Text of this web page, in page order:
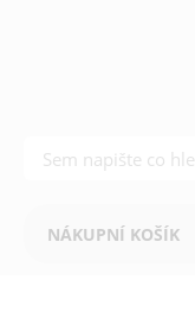
NÁKUPNÍ KOŠÍK